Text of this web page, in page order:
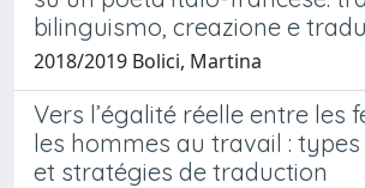
bilinguismo, creazione e
2018/2019 Bolici, Martina
Vers l’égalité réelle entre les
les hommes au travail :
et stratégies de traduction